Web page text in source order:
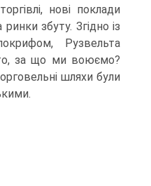
нові поклади
збуту. Згідно із
Рузвельта
за що ми воюємо?
шляхи були